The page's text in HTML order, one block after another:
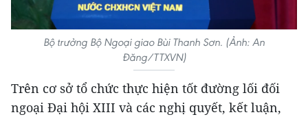
Bộ trưởng Bộ Ngoại giao Bùi Thanh Sơn. (Ảnh: An
Đăng/TTXVN)
Trên cơ sở tổ chức thực hiện tốt đường lối đối
ngoại Đại hội XIII và các nghị quyết, kết luận,